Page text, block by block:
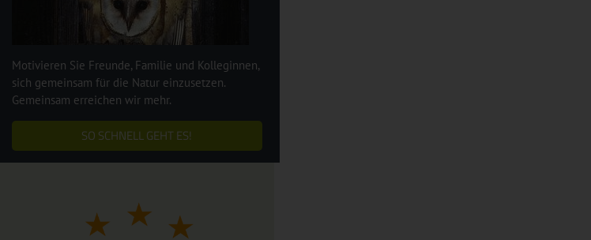
Motivieren Sie Freunde, Familie und Kolleginnen,
sich gemeinsam für die Natur einzusetzen.
Gemeinsam erreichen wir mehr.
SO SCHNELL GEHT ES!